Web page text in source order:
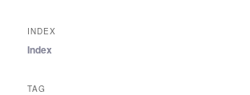
INDEX
Index
TAG